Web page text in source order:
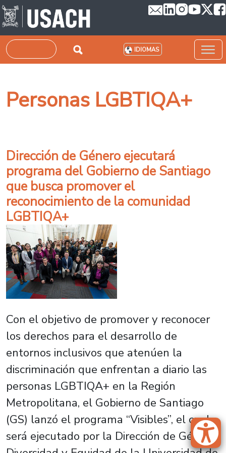
Pasar al contenido principal
Buscar IDIOMAS
Personas LGBTIQA+
Dirección de Género ejecutará
programa del Gobierno de Santiago
que busca promover el
reconocimiento de la comunidad
LGBTIQA+
Con el objetivo de promover y reconocer
los derechos para el desarrollo de
entornos inclusivos que atenúen la
discriminación que enfrentan a diario las
personas LGBTIQA+ en la Región
Metropolitana, el Gobierno de Santiago
(GS) lanzó el programa “Visibles”, el cual
será ejecutado por la Dirección de Género,